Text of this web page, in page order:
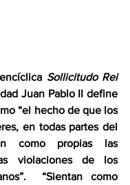
Sollicitudo Rei
Juan Pablo II define
“el hecho de que los
en todas partes del
como propias las
violaciones de los
“Sientan como